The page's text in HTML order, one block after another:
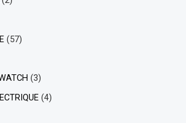
(57)
(3)
(4)